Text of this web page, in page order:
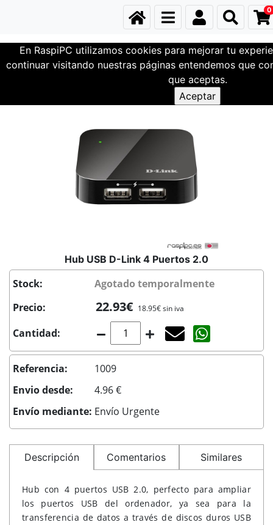
En RaspiPC utilizamos cookies para mejorar tu
continuar visitando nuestras páginas entendemos que
que aceptas.
0
Conexiones USB - Lectores
Hub USB D-Link 4 Puertos 2.0
Stock:
Agotado temporalmente
Precio:
22.93€ 18.95€ sin iva
Cantidad: AgotadoCompartir
Referencia:
1009
Envio desde:
4.96 €
Envío mediante: Envío Urgente
Descripción Comentarios Similares
Hub con 4 puertos USB 2.0, perfecto para ampliar
los puertos USB del ordenador, ya sea para la
transferencia de datos a través de discos duros USB